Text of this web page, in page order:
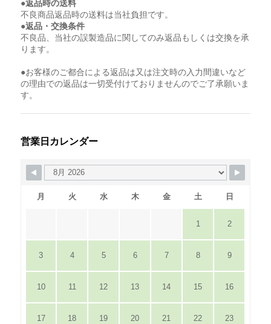
●返品時の送料
不良商品返品時の送料は当社負担です。
●返品・交換条件
不良品、当社の誤製造品に関してのみ返品もしくは交換を承
ります。
●お客様のご都合による返品は又は注文時の入力間違いなど
の理由での返品は一切受付けておりませんのでご了承願いま
す。
営業日カレンダー
月 火 水 木 金 土 日
1 2
3 4 5 6 7 8 9
10 11 12 13 14 15 16
17 18 19 20 21 22 23